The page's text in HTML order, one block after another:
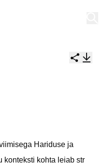
Hariduse ja
konteksti kohta leiab str